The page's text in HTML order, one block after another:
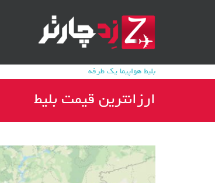
بلیط هواپیما یک طرفه
ارزانترین قیمت بلیط